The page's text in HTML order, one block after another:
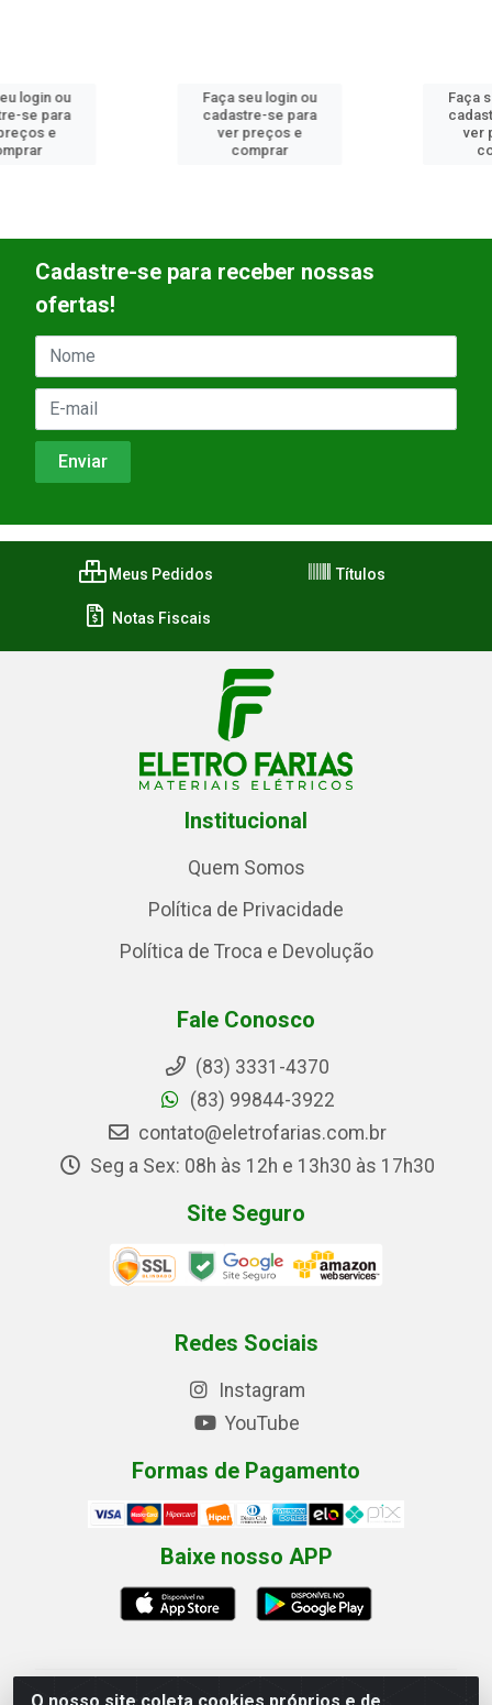
Faça seu login ou
cadastre-se para
Faça seu login ou
cadastre-se para
Cadastre-se para receber nossas
ofertas!
Meus Pedidos Títulos
Notas Fiscais
Institucional
Quem Somos
Política de Privacidade
Política de Troca e Devolução
Fale Conosco
(83) 3331-4370
(83) 99844-3922
contato@eletrofarias.com.br
Seg a Sex: 08h às 12h e 13h30 às 17h30
Site Seguro
Redes Sociais
Instagram
YouTube
Formas de Pagamento
Baixe nosso APP